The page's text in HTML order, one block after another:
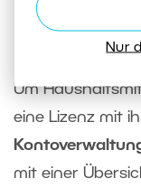
Nur
Um
eine Lizenz mit
mit einer